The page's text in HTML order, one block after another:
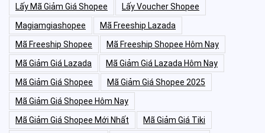
Lấy Mã Giảm Giá Shopee
Lấy Voucher Shopee
Magiamgiashopee
Mã Freeship Lazada
Mã Freeship Shopee
Mã Freeship Shopee Hôm Nay
Mã Giảm Giá Lazada
Mã Giảm Giá Lazada Hôm Nay
Mã Giảm Giá Shopee
Mã Giảm Giá Shopee 2025
Mã Giảm Giá Shopee Hôm Nay
Mã Giảm Giá Shopee Mới Nhất
Mã Giảm Giá Tiki